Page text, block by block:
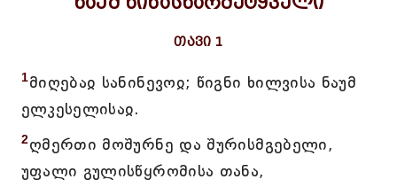
თავი 1
1მიღებაჲ სანინევოჲ; წიგნი ხილვისა ნაუმ
ელკესელისაჲ.
2ღმერთი მოშურნე და შურისმგებელი,
უფალი გულისწყრომისა თანა,